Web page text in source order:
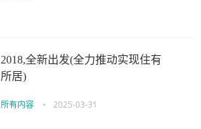
2018,全新出发(全力推动实现住有
所居)
所有内容 • 2025-03-31